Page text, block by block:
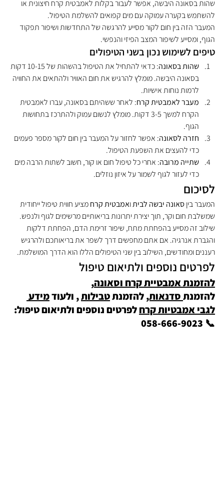
שהות בסאונה היבשה, אפשר לעבור בקלות לאמבטית קרח חיצונית או
להשתמש בקערה עמוקה עם מים קפואים להשלמת הטיפול.
המעבר הזה בין חום לקור מסייע להרגשה של התחדשות ושיפור תפקוד
הגוף, ומסייע לשיפור המצב הפיזי והנפשי.
טיפים לשימוש נכון בשני הטיפולים
שהות בסאונה
: כדאי להתחיל את הטיפול בהשהות של 10-15 דקות
בסאונה היבשה. מומלץ להרגיש את חום האוויר ולהתאים את החוויה
לרמות נוחות אישיות.
מעבר לאמבטית קרח: לאחר ששהיתם בסאונה, עברו לאמבטית
הקרח למשך 3-5 דקות. מומלץ לנשום עמוק ולהתרכז בתחושות
הגוף.
חזרה לסאונה: אפשר לחזור על המעבר בין חום לקור מספר פעמים
כדי להעצים את השפעת הטיפול.
שתייה מרובה: אחרי כל טיפול חום או קור, חשוב לשתות הרבה מים
כדי לעזור לגוף לשמור על איזון נוזלים.
לסיכום
המעבר בין סאונה יבשה לבית ואמבטית קרח מציע חווית טיפול ייחודית
שמשלבת חום וקר, תוך יצירת יתרונות בריאותיים מרשימים לגוף ולנפש.
שילוב זה מסייע בהפחתת מתח, שיפור זרימת הדם, הפחתת דלקות
והגברת אנרגיה. אם אתם מחפשים דרך לשפר את בריאותכם ולהרגיש
רעננים ומחודשים, השילוב בין שני הטיפולים הללו הוא הדרך המושלמת.
לפרטים נוספים ולתיאום טיפול
להזמנת אמבטיית קרח וסאונה,
להזמנת סדנאות, להזמנת טבילות , ולעוד מידע
לגבי אמבטיות קרח לפרטים נוספים ולתיאום טיפול:
📞 058-666-9023